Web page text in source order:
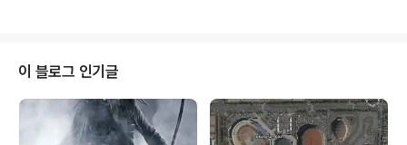
어느날 파트너와 그의 가족이 로그에게 죽음을 당했다고
믿는다. 3년후 로그가 돌아왔다고 믿는 잭. 야쿠자와 삼합
회 그리고 FBI의 잭, 전설의 킬러 로그의 얽히고 섥힌 이야
기. 큰 액션이 없이 후반부까지 무난하게 이어간다. 연결이
횽은 곽원갑이후로 액션영..
이 블로그 인기글